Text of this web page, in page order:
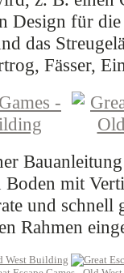
Design für
das
Fässer,
mit
und schnell
Rahmen